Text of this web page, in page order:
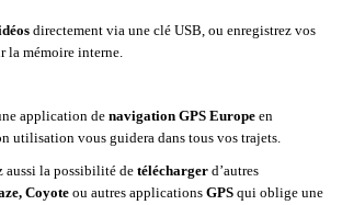
directement via une clé USB, ou enregistrez vos
la mémoire interne.
application de navigation GPS Europe en
utilisation vous guidera dans tous vos trajets.
aussi la possibilité de télécharger d’autres
Coyote ou autres applications GPS qui oblige une